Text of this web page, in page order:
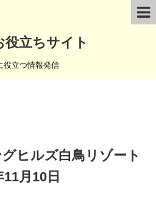
役立ちサイト
役立つ情報発信
ヒルズ白鳥リゾート
11月10日